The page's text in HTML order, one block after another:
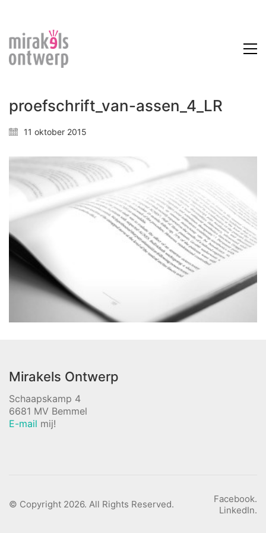
proefschrift_van-assen_4_LR
11 oktober 2015
Mirakels Ontwerp
Schaapskamp 4
6681 MV Bemmel
E-mail mij!
Facebook.
LinkedIn.
© Copyright 2026. All Rights Reserved.